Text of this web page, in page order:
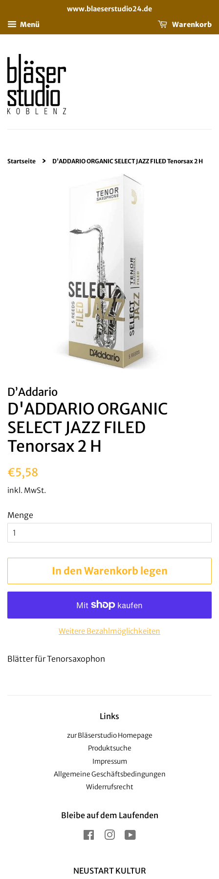
www.blaeserstudio24.de
Menü
Warenkorb
Startseite › D'ADDARIO ORGANIC SELECT JAZZ FILED Tenorsax 2 H
D’Addario
D'ADDARIO ORGANIC
SELECT JAZZ FILED
Tenorsax 2 H
Normaler
Preis
€5,58
inkl. MwSt.
Menge
In den Warenkorb legen
Weitere Bezahlmöglichkeiten
Blätter für Tenorsaxophon
Links
zur Bläserstudio Homepage
Produktsuche
Impressum
Allgemeine Geschäftsbedingungen
Widerrufsrecht
Bleibe auf dem Laufenden
FacebookInstagram
NEUSTART KULTUR